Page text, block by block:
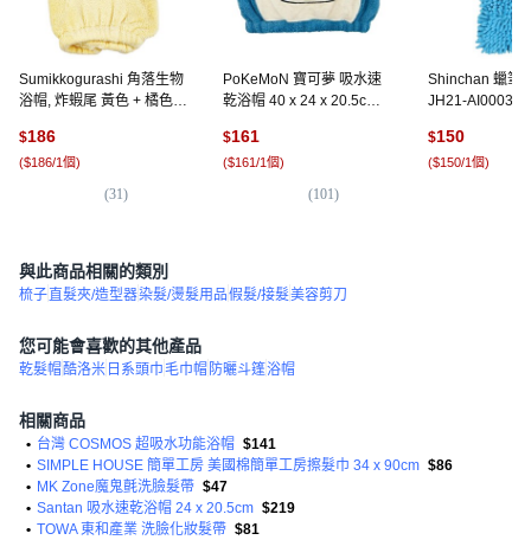
Sumikkogurashi 角落生物
浴帽, 炸蝦尾 黃色 + 橘色,
$186
($186/1個)
(31)
PoKeMoN 寶可夢 吸水速
乾浴帽 40 x 24 x 20.5cm 6
色, 1個
$161
($161/1個)
(101)
Shinchan 蠟筆
JH21-AI0003
$150
($150/1個)
與此商品相關的類別
梳子 直髮夾/造型器染髮/燙髮用品假髮/接髮美容剪刀
您可能會喜歡的其他產品
乾髮帽酷洛米 日系頭巾毛巾帽 防曬斗篷浴帽
相關商品
• 台灣 COSMOS 超吸水功能浴帽 $141
• SIMPLE HOUSE 簡單工房 美國棉簡單工房擦髮巾 34 x 90cm $86
• MK Zone魔鬼氈洗臉髮帶 $47
• Santan 吸水速乾浴帽 24 x 20.5cm $219
• TOWA 東和產業 洗臉化妝髮帶 $81